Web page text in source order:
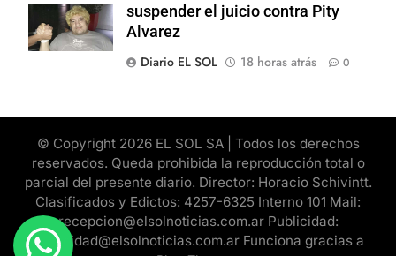
suspender el juicio contra Pity
Alvarez
Diario EL SOL
18 horas atrás 0
© Copyright 2026 EL SOL SA | Todos los derechos
reservados. Queda prohibida la reproducción total o
parcial del presente diario. Director: Horacio Schivintt.
Clasificados y Edictos: 4257-6325 Interno 101 Mail:
recepcion@elsolnoticias.com.ar Publicidad:
publicidad@elsolnoticias.com.ar Funciona gracias a